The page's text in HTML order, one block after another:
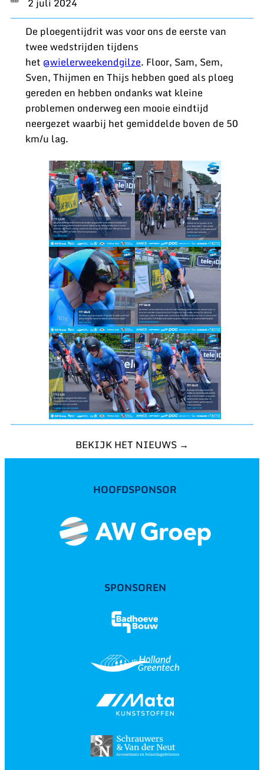
De ploegentijdrit was voor ons de eerste van
twee wedstrijden tijdens
het @wielerweekendgilze. Floor, Sam, Sem,
Sven, Thijmen en Thijs hebben goed als ploeg
gereden en hebben ondanks wat kleine
problemen onderweg een mooie eindtijd
neergezet waarbij het gemiddelde boven de 50
km/u lag.
BEKIJK HET NIEUWS →
HOOFDSPONSOR
SPONSOREN